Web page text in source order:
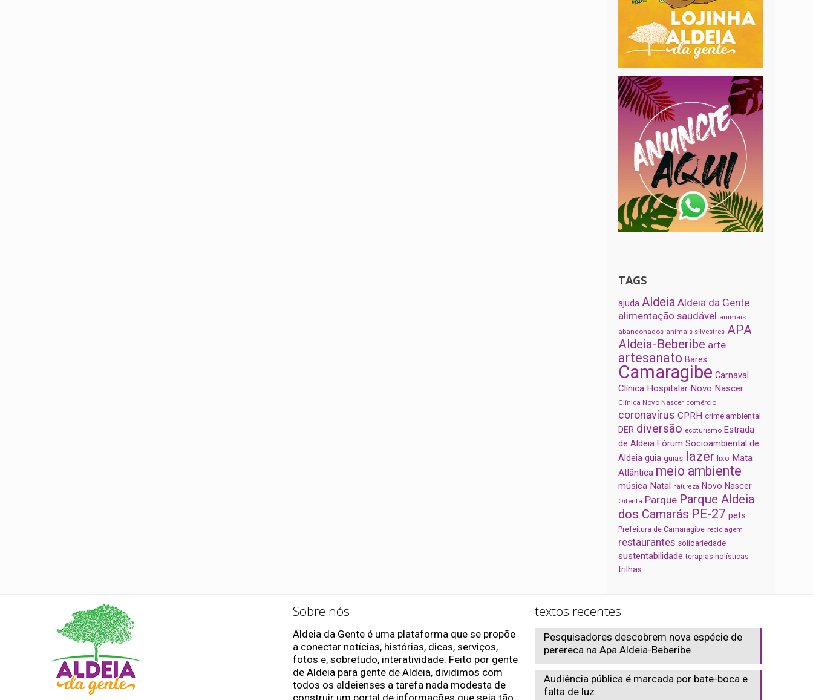
TAGS
ajuda Aldeia Aldeia da Gente
alimentação saudável animais
abandonados animais silvestres APA
Aldeia-Beberibe arte
artesanato Bares
Camaragibe Carnaval
Clínica Hospitalar Novo Nascer
Clínica Novo Nascer comércio
coronavírus CPRH crime ambiental
DER diversão ecoturismo Estrada
de Aldeia Fórum Socioambiental de
Aldeia guia guias lazer lixo Mata
Atlântica meio ambiente
música Natal natureza Novo Nascer
Oitenta Parque Parque Aldeia
dos Camarás PE-27 pets
Prefeitura de Camaragibe reciclagem
restaurantes solidariedade
sustentabilidade terapias holísticas
trilhas
Sobre nós
Aldeia da Gente é uma plataforma que se propõe
a conectar notícias, histórias, dicas, serviços,
fotos e, sobretudo, interatividade. Feito por gente
de Aldeia para gente de Aldeia, dividimos com
todos os aldeienses a tarefa nada modesta de
construir um portal de informações que seja tão
textos recentes
Pesquisadores descobrem nova espécie de
perereca na Apa Aldeia-Beberibe
Audiência pública é marcada por bate-boca e
falta de luz